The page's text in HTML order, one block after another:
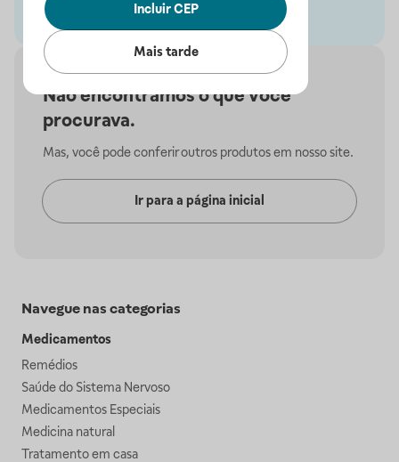
Incluir CEP
Mais tarde
Não encontramos o que você
procurava.
Mas, você pode conferir outros produtos em nosso site.
Ir para a página inicial
Navegue nas categorias
Medicamentos
Remédios
Saúde do Sistema Nervoso
Medicamentos Especiais
Medicina natural
Tratamento em casa